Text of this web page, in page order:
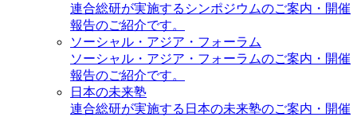
連合総研が実施するシンポジウムのご案内・開催
報告のご紹介です。
ソーシャル・アジア・フォーラム
ソーシャル・アジア・フォーラムのご案内・開催
報告のご紹介です。
日本の未来塾
連合総研が実施する日本の未来塾のご案内・開催